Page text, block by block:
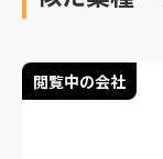
閲覧中の会社